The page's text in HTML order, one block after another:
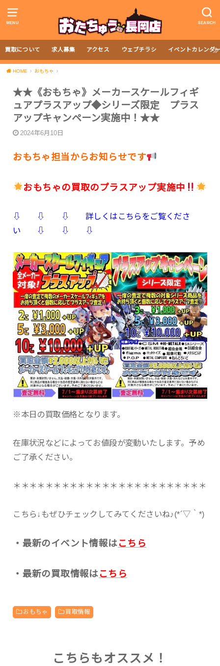
MENU SEARCH
買取について 求人募集 アクセス ウェブチラシ イベントカレンダ
HOME おもちゃ
★★《おもちゃ》メーカースケールフィギ
ュアプラスアップ◆シリーズ限定 プラス
アップキャンペーン実施中！★★
2024年6月10日
おもちゃ担当からお知らせです
おもちゃの買取のプラスアップ実施中
⇩ ⇩ ⇩ 詳しくはこちらをご覧くださ
い ⇩ ⇩ ⇩
※本日の買取価格となります。
在庫状況などによってお値段が変動いたします。予め
ご了承ください。
＊＊＊＊＊＊＊＊＊＊＊＊＊＊＊＊＊＊＊＊＊＊＊＊
こちら↓もぜひチェックしてみてくださいね♪(*´▽｀*)
・最新のイベント情報はこちら
・最新の買取情報はこちら
おもちゃ 買取情報
こちらもオススメ！